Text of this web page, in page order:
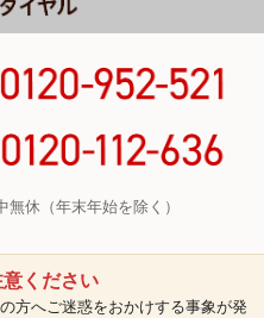
休（年末年始を除く）
ください
方へご迷惑をおかけする事象が発